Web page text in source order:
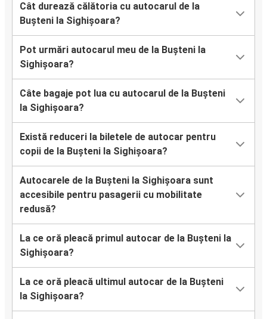
Cât durează călătoria cu autocarul de la
Bușteni la Sighișoara?
Pot urmări autocarul meu de la Bușteni la
Sighișoara?
Câte bagaje pot lua cu autocarul de la Bușteni
la Sighișoara?
Există reduceri la biletele de autocar pentru
copii de la Bușteni la Sighișoara?
Autocarele de la Bușteni la Sighișoara sunt
accesibile pentru pasagerii cu mobilitate
redusă?
La ce oră pleacă primul autocar de la Bușteni la
Sighișoara?
La ce oră pleacă ultimul autocar de la Bușteni
la Sighișoara?